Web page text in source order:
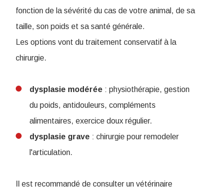
fonction de la sévérité du cas de votre animal, de sa
taille, son poids et sa santé générale.
Les options vont du traitement conservatif à la
chirurgie.
dysplasie modérée : physiothérapie, gestion
du poids, antidouleurs, compléments
alimentaires, exercice doux régulier.
dysplasie grave : chirurgie pour remodeler
l'articulation.
Il est recommandé de consulter un vétérinaire